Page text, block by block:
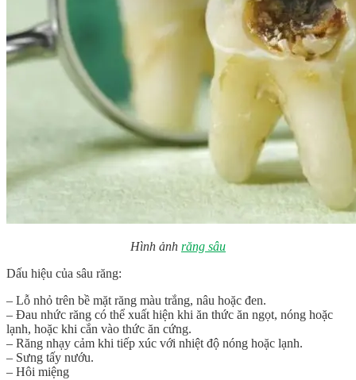
Hình ảnh răng sâu
Dấu hiệu của sâu răng:
– Lỗ nhỏ trên bề mặt răng màu trắng, nâu hoặc đen.
– Đau nhức răng có thể xuất hiện khi ăn thức ăn ngọt, nóng hoặc
lạnh, hoặc khi cắn vào thức ăn cứng.
– Răng nhạy cảm khi tiếp xúc với nhiệt độ nóng hoặc lạnh.
– Sưng tấy nướu.
– Hôi miệng